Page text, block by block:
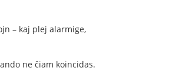
– kaj plej alarmige,
ne ĉiam koincidas.